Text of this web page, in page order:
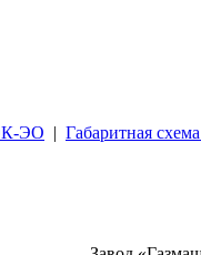
ЭО | Габаритная